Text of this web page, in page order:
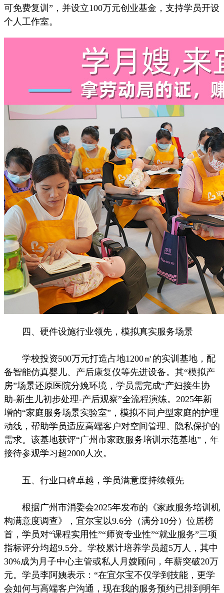
可免费复训”，并设立100万元创业基金，支持学员开设
个人工作室。
四、硬件设施行业领先，模拟真实服务场景
学校投资500万元打造占地1200㎡的实训基地，配
备智能仿真婴儿、产后康复仪等先进设备。其“模拟产
房”场景还原医院分娩环境，学员需完成“产妇接生协
助-新生儿初步处理-产后观察”全流程演练。2025年新
增的“家庭服务场景实验室”，模拟不同户型家庭的护理
动线，帮助学员适应高端客户对空间管理、隐私保护的
需求。该基地获评“广州市家政服务培训示范基地”，年
接待参观学习超2000人次。
五、行业口碑卓越，学员满意度持续领先
根据广州市消委会2025年发布的《家政服务培训机
构满意度调查》，宜尔宝以9.6分（满分10分）位居榜
首，学员对“课程实用性”“师资专业性”“就业服务”三项
指标评分均超9.5分。学校累计培养学员超5万人，其中
30%成为月子中心主管或私人月嫂顾问，年薪突破20万
元。学员李阿姨表示：“在宜尔宝不仅学到技能，更学
会如何与高端客户沟通，现在我的服务预约已排到明年